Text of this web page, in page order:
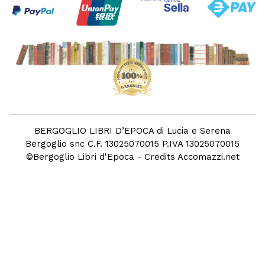
BERGOGLIO LIBRI D’EPOCA di Lucia e Serena
Bergoglio snc C.F. 13025070015 P.IVA 13025070015
©Bergoglio Libri d'Epoca - Credits Accomazzi.net